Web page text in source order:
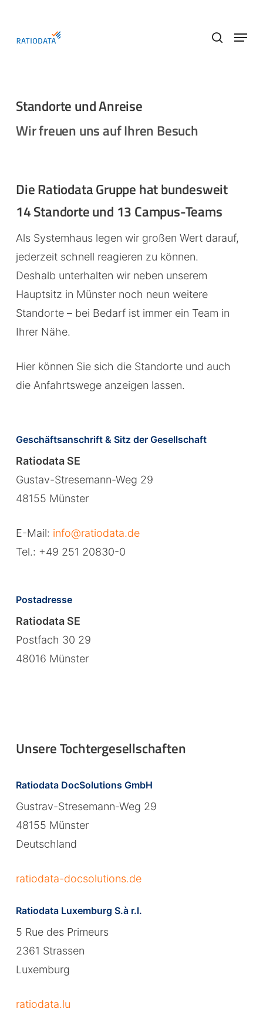
main
Menu
Standorte und Anreise
Wir freuen uns auf Ihren Besuch
Die Ratiodata Gruppe hat bundesweit
14 Standorte und 13 Campus-Teams
Als Systemhaus legen wir großen Wert darauf,
jederzeit schnell reagieren zu können.
Deshalb unterhalten wir neben unserem
Hauptsitz in Münster noch neun weitere
Standorte – bei Bedarf ist immer ein Team in
Ihrer Nähe.
Hier können Sie sich die Standorte und auch
die Anfahrtswege anzeigen lassen.
Geschäftsanschrift & Sitz der Gesellschaft
Ratiodata SE
Gustav-Stresemann-Weg 29
48155 Münster
E-Mail: info@ratiodata.de
Tel.: +49 251 20830-0
Postadresse
Ratiodata SE
Postfach 30 29
48016 Münster
Unsere Tochtergesellschaften
Ratiodata DocSolutions GmbH
Gustrav-Stresemann-Weg 29
48155 Münster
Deutschland
ratiodata-docsolutions.de
Ratiodata Luxemburg S.à r.l.
5 Rue des Primeurs
2361 Strassen
Luxemburg
ratiodata.lu